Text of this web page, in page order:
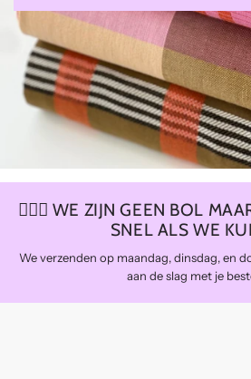
🏃🏼‍♀️ WE ZIJN GEEN BOL
SNEL ALS WE
We verzenden op maandag, dinsdag, en
aan de slag met je